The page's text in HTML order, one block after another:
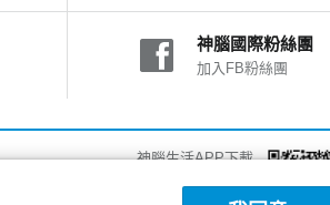
。
、電子郵件或
APP之IP位
總和進行分
部份網站功
我們行動APP，
神腦國際粉絲團
加入FB粉絲團
神腦生活APP下載